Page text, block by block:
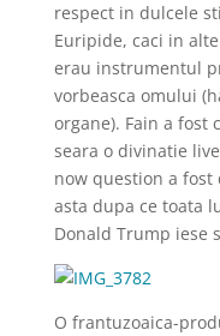
respect in dulcele
Euripide, caci in
erau instrumentul
vorbeasca omului
organe). Fain a fost
seara o divinatie
now question a fost
asta dupa ce toata
Donald Trump iese
O frantuzoaica-